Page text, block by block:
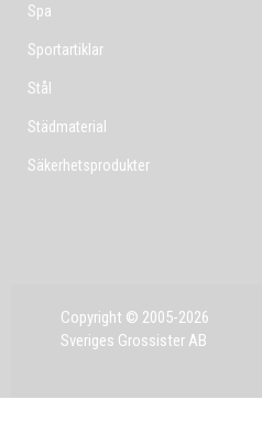
Spa
Sportartiklar
Stål
Städmaterial
Säkerhetsprodukter
Copyright © 2005-2026
Sveriges Grossister AB